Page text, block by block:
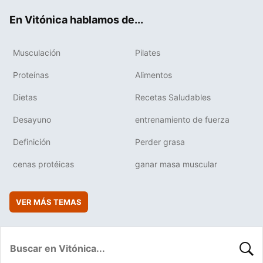
En Vitónica hablamos de...
Musculación Pilates
Proteínas Alimentos
Dietas Recetas Saludables
Desayuno entrenamiento de fuerza
Definición Perder grasa
cenas protéicas ganar masa muscular
VER MÁS TEMAS